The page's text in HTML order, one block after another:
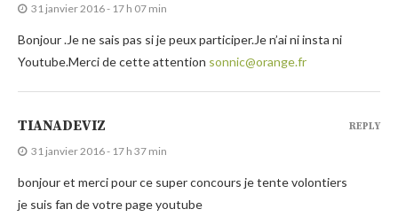
31 janvier 2016 - 17 h 07 min
Bonjour .Je ne sais pas si je peux participer.Je n’ai ni insta ni
Youtube.Merci de cette attention sonnic@orange.fr
TIANADEVIZ
31 janvier 2016 - 17 h 37 min
bonjour et merci pour ce super concours je tente volontiers
je suis fan de votre page youtube
REPLY